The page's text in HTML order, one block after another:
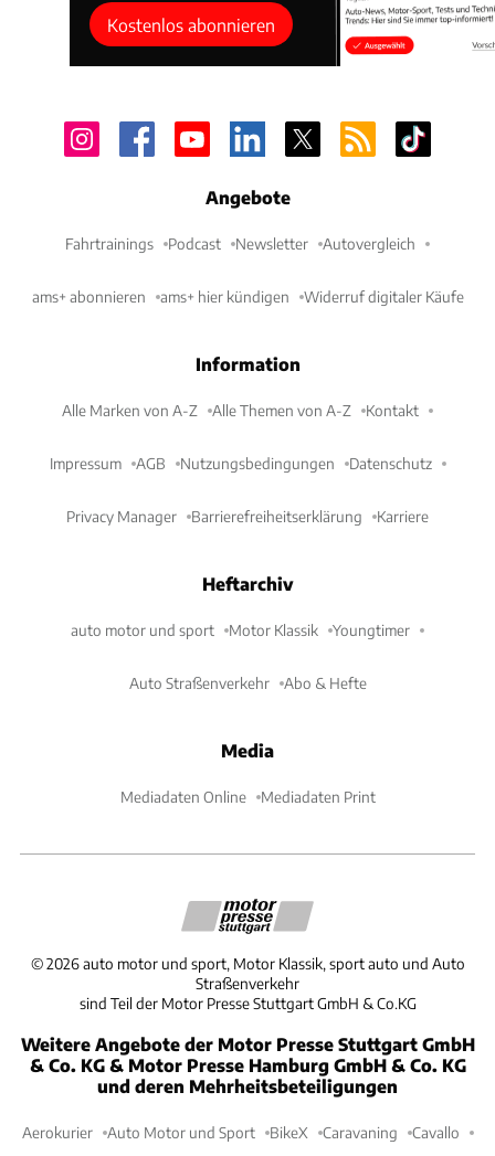
Kostenlos abonnieren
Angebote
Fahrtrainings Podcast Newsletter Autovergleich
ams+ abonnieren ams+ hier kündigen Widerruf digitaler Käufe
Information
Alle Marken von A-Z Alle Themen von A-Z Kontakt
Impressum AGB Nutzungsbedingungen Datenschutz
Privacy Manager Barrierefreiheitserklärung Karriere
Heftarchiv
auto motor und sport Motor Klassik Youngtimer
Auto Straßenverkehr Abo & Hefte
Media
Mediadaten Online Mediadaten Print
©2026 auto motor und sport, Motor Klassik, sport auto und Auto
Straßenverkehr
sind Teil der Motor Presse Stuttgart GmbH & Co.KG
Weitere Angebote der Motor Presse Stuttgart GmbH
& Co. KG & Motor Presse Hamburg GmbH & Co. KG
und deren Mehrheitsbeteiligungen
Aerokurier Auto Motor und Sport BikeX Caravaning Cavallo